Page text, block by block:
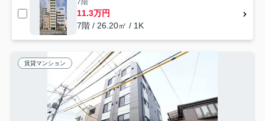
11.3万円
7階 / 26.20㎡ / 1K
賃貸マンション